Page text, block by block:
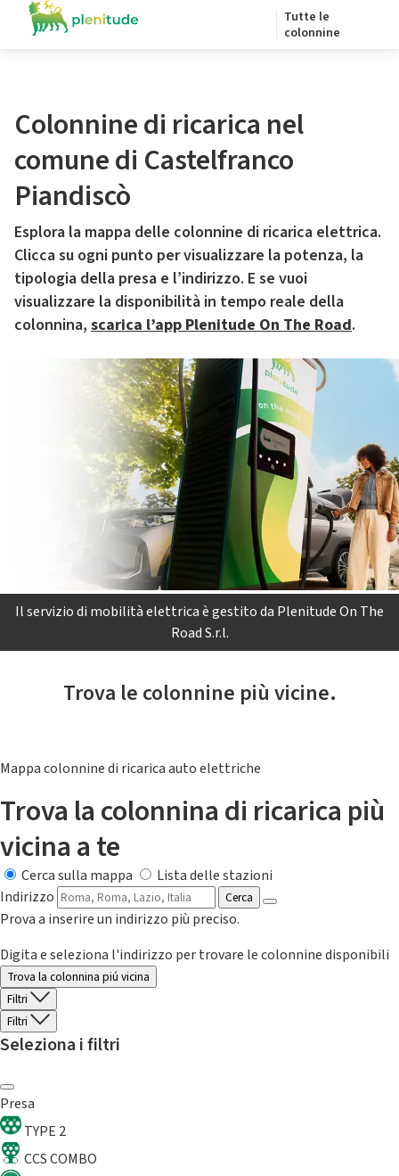
Tutte le
colonnine
Colonnine di ricarica nel
comune di Castelfranco
Piandiscò
Esplora la mappa delle colonnine di ricarica elettrica.
Clicca su ogni punto per visualizzare la potenza, la
tipologia della presa e l’indirizzo. E se vuoi
visualizzare la disponibilità in tempo reale della
colonnina, scarica l’app Plenitude On The Road.
Il servizio di mobilità elettrica è gestito da Plenitude On The
Road S.r.l.
Trova le colonnine più vicine.
Mappa colonnine di ricarica auto elettriche
Trova la colonnina di ricarica più
vicina a te
Cerca sulla mappa
Lista delle stazioni
Indirizzo
Cerca
Prova a inserire un indirizzo più preciso.
Digita e seleziona l'indirizzo per trovare le colonnine disponibili
Trova la colonnina piú vicina
Filtri
Filtri
Seleziona i filtri
Presa
TYPE 2
CCS COMBO